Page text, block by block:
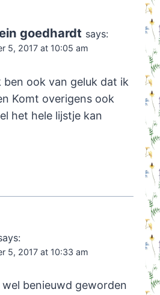
goedhardt says:
5, 2017 at 10:05 am
ben ook van geluk dat ik
Komt overigens ook
het hele lijstje kan
5, 2017 at 10:33 am
benieuwd geworden